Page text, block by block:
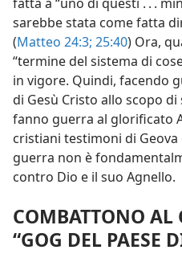
sarebbe stata come fatta
(Matteo 24:3; 25:40) Ora,
“termine del sistema di
in vigore. Quindi, facendo
di Gesù Cristo allo scopo
fanno guerra al glorificato
cristiani testimoni di
guerra non è
contro Dio e il suo Agnello.
COMBATTONO
“GOG DEL PAESE